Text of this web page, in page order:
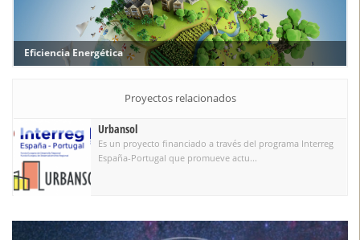
Eficiencia Energética
Proyectos relacionados
Urbansol
Es un proyecto financiado a través del programa Interreg
España-Portugal que promueve actu...